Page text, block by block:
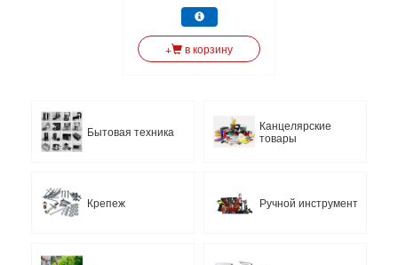
+ в корзину
Бытовая техника
Канцелярские
товары
Крепеж Ручной инструмент